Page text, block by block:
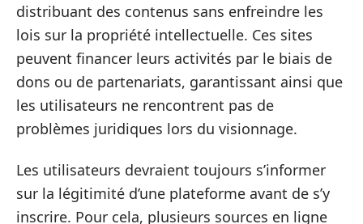
distribuant des contenus sans enfreindre les
lois sur la propriété intellectuelle. Ces sites
peuvent financer leurs activités par le biais de
dons ou de partenariats, garantissant ainsi que
les utilisateurs ne rencontrent pas de
problèmes juridiques lors du visionnage.
Les utilisateurs devraient toujours s’informer
sur la légitimité d’une plateforme avant de s’y
inscrire. Pour cela, plusieurs sources en ligne